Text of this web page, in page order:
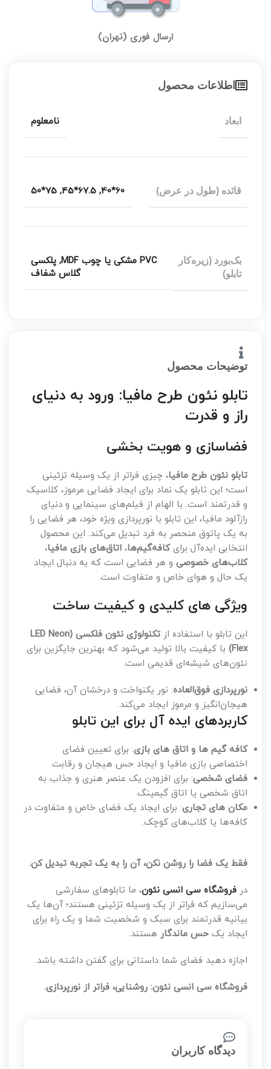
ارسال فوری (تهران)
اطلاعات محصول
ابعاد نامعلوم
قائده (طول در عرض) 60*40
,
67.5*45
,
75*50
بک‌بورد (زیره‌کار
تابلو)
PVC مشکی یا چوب MDF , پلکسی
گلاس شفاف
توضیحات محصول
تابلو نئون طرح مافیا: ورود به دنیای
راز و قدرت
فضاسازی و هویت بخشی
تابلو نئون طرح مافیا، چیزی فراتر از یک وسیله تزئینی
است؛ این تابلو یک نماد برای ایجاد فضایی مرموز، کلاسیک
و قدرتمند است. با الهام از فیلم‌های سینمایی و دنیای
رازآلود مافیا، این تابلو با نورپردازی ویژه خود، هر فضایی را
به یک پاتوق منحصر به فرد تبدیل می‌کند. این محصول
انتخابی ایده‌آل برایکافه‌گیم‌ها، اتاق‌های بازی مافیا،
کلاب‌های خصوصی و هر فضایی است که به دنبال ایجاد
یک حال و هوای خاص و متفاوت است.
ویژگی های کلیدی و کیفیت ساخت
این تابلو با استفاده از
تکنولوژی نئون فلکسی (LED Neon
Flex) با کیفیت بالا تولید می‌شود که بهترین جایگزین برای
نئون‌های شیشه‌ای قدیمی است.
نورپردازی فوق‌العاده: نور یکنواخت و درخشان آن، فضایی
هیجان‌انگیز و مرموز ایجاد می‌کند.
کاربردهای ایده آل برای این تابلو
کافه گیم ها و اتاق های بازی: برای تعیین فضای
اختصاصی بازی مافیا و ایجاد حس هیجان و رقابت.
فضای شخصی: برای افزودن یک عنصر هنری و جذاب به
اتاق شخصی یا اتاق گیمینگ.
مکان های تجاری: برای ایجاد یک فضای خاص و متفاوت در
کافه‌ها یا کلاب‌های کوچک.
فقط یک فضا را روشن نکن، آن را به یک تجربه تبدیل کن.
در فروشگاه سی انسی نئون، ما تابلوهای سفارشی
می‌سازیم که فراتر از یک وسیله تزئینی هستند؛ آن‌ها یک
بیانیه قدرتمند برای سبک و شخصیت شما و یک راه برای
ایجاد یک حس ماندگار هستند.
اجازه دهید فضای شما داستانی برای گفتن داشته باشد.
فروشگاه سی انسی نئون: روشنایی، فراتر از نورپردازی.
دیدگاه کاربران